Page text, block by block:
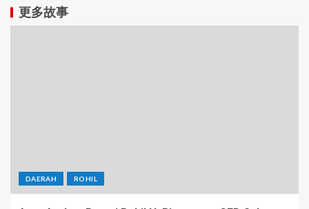
更多故事
DAERAH ROHIL